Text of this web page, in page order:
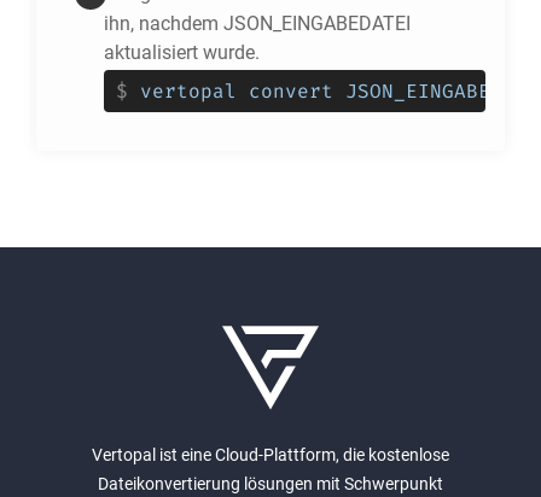
ihn, nachdem JSON_EINGABEDATEI
aktualisiert wurde.
$ vertopal convert
Vertopal ist eine Cloud-Plattform, die kostenlose
Dateikonvertierung lösungen mit Schwerpunkt